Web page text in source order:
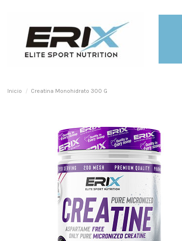
Inicio Creatina Monohidrato 300 G